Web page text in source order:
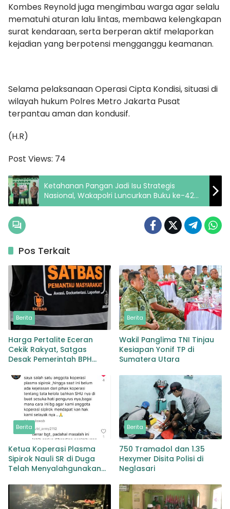
Kombes Reynold juga mengimbau warga agar selalu
mematuhi aturan lalu lintas, membawa kelengkapan
surat kendaraan, serta berperan aktif melaporkan
kejadian yang berpotensi mengganggu keamanan.
Selama pelaksanaan Operasi Cipta Kondisi, situasi di
wilayah hukum Polres Metro Jakarta Pusat
terpantau aman dan kondusif.
(H.R)
Post Views: 74
Ketahanan Pangan Jadi Isu Strategis
Nasional, Wakapolri Luncurkan Buku ke-42
“Mengawal Pangan Menuai Aman”
Pos Terkait
Berita
Harga Pertalite Eceran
Cekik Rakyat, Satgas
Desak Pemerintah BPH
Berita
Wakil Panglima TNI Tinjau
Kesiapan Yonif TP di
Sumatera Utara
Berita
Ketua Koperasi Plasma
Sipirok Nauli SR di Duga
Telah Menyalahgunakan
Berita
750 Tramadol dan 1.35
Hexymer Disita Polisi di
Neglasari